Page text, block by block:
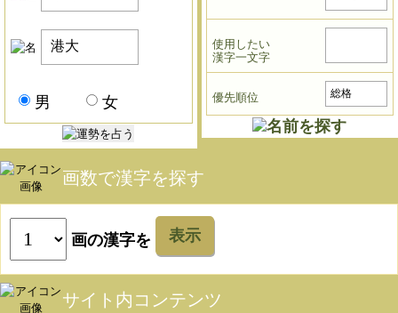
男 女
使用したい
漢字一文字
優先順位
画数で漢字を探す
画の漢字を 表示
サイト内コンテンツ